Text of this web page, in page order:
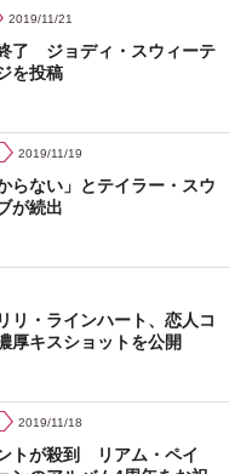
2019/11/21
了 ジョディ・スウィーテ
を投稿
2019/11/19
らない」とテイラー・スウ
が続出
・ラインハート、恋人コ
厚キスショットを公開
2019/11/18
トが殺到 リアム・ペイ